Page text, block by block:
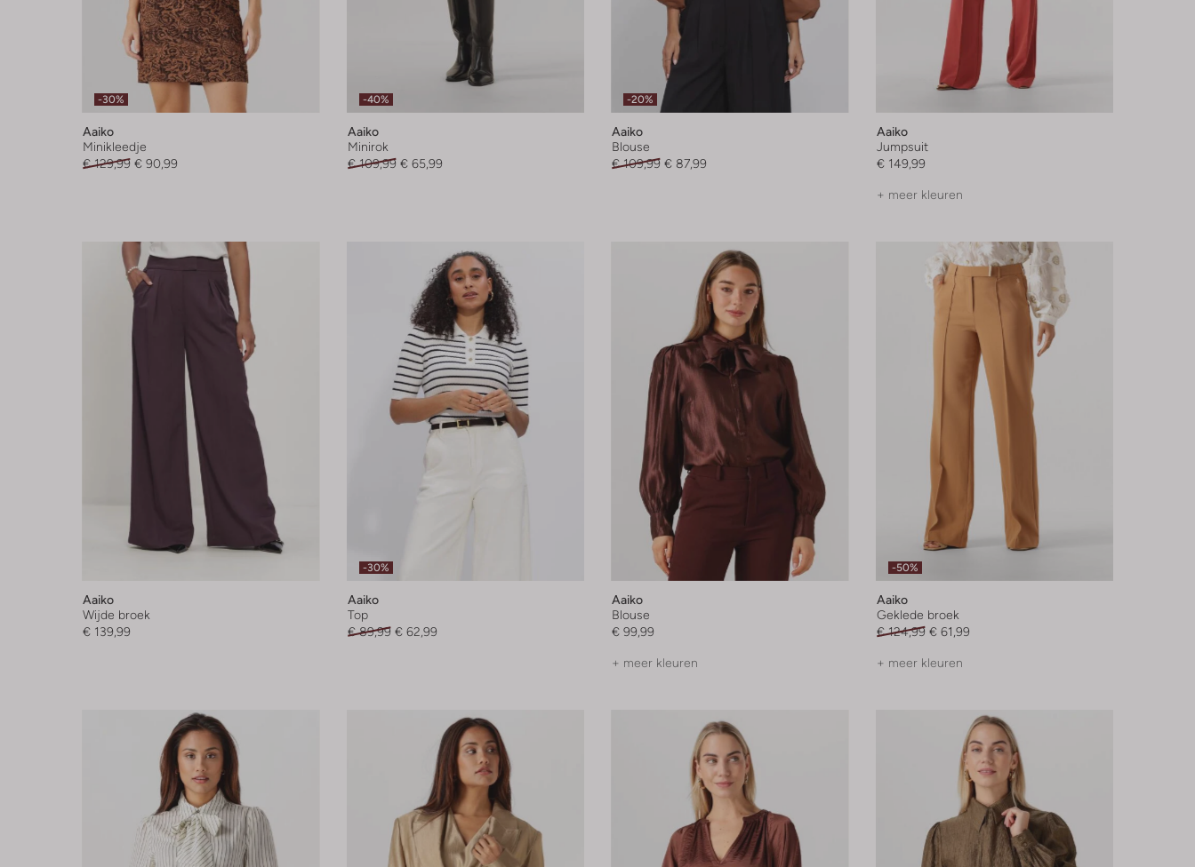
-30%
Aaiko
Minikleedje
€ 129,99 € 90,99
-40%
Aaiko
Minirok
€ 109,99 € 65,99
-20%
Aaiko
Blouse
€ 109,99 € 87,99
Aaiko
Jumpsuit
€ 149,99
+ meer kleuren
Aaiko
Wijde broek
€ 139,99
-30%
Aaiko
Top
€ 89,99 € 62,99
Aaiko
Blouse
€ 99,99
+ meer kleuren
-50%
Aaiko
Geklede broek
€ 124,99 € 61,99
+ meer kleuren